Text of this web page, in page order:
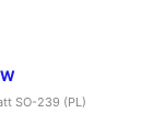
SO-239 (PL)